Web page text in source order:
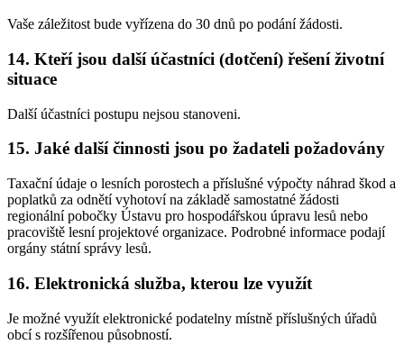
Vaše záležitost bude vyřízena do 30 dnů po podání žádosti.
14. Kteří jsou další účastníci (dotčení) řešení životní
situace
Další účastníci postupu nejsou stanoveni.
15. Jaké další činnosti jsou po žadateli požadovány
Taxační údaje o lesních porostech a příslušné výpočty náhrad škod a
poplatků za odnětí vyhotoví na základě samostatné žádosti
regionální pobočky Ústavu pro hospodářskou úpravu lesů nebo
pracoviště lesní projektové organizace. Podrobné informace podají
orgány státní správy lesů.
16. Elektronická služba, kterou lze využít
Je možné využít elektronické podatelny místně příslušných úřadů
obcí s rozšířenou působností.